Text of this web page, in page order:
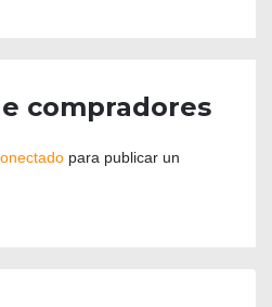
compradores
para publicar un